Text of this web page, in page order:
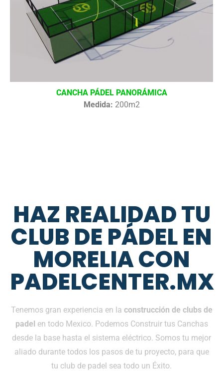
CANCHA PÁDEL PANORÁMICA
Medida: 200m2
HAZ REALIDAD TU
CLUB DE PÁDEL EN
MORELIA CON
PADELCENTER.MX
Tenemos gran experiencia en la construcción de clubs de
padel en todo Mexico. Podemos Construir tus Canchas
desde la base hasta el sistema eléctrico. Somos tu mejor
aliado durante todos los pasos de tu proyecto, para que
tu club de padel sea todo un Éxito.